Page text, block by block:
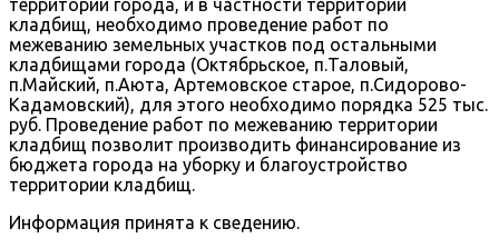
территории города, и в частности территории
кладбищ, необходимо проведение работ по
межеванию земельных участков под остальными
кладбищами города (Октябрьское, п.Таловый,
п.Майский, п.Аюта, Артемовское старое, п.Сидорово-
Кадамовский), для этого необходимо порядка 525 тыс.
руб. Проведение работ по межеванию территории
кладбищ позволит производить финансирование из
бюджета города на уборку и благоустройство
территории кладбищ.
Информация принята к сведению.